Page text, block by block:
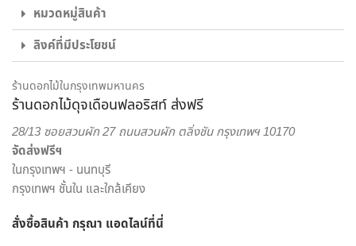
ไม่ใช่แค่เพียงความความพิถีพิถันในงานรับจัดดอกไม้ เพื่อให้ทุกผล
งานออกมาสวยงามเท่านั้น แต่เรายังใส่ใจในด้านบริการส่งดอกไม้
และส่งของขวัญอีกด้วย พนักงานส่งสินค้าของจากร้านของเรา
เป็นผู้ที่มีความเชี่ยวชาญด้านดอกไม้เป็นพิเศษ สามารถดูแลรักษา
สินค้าให้ถึงมือผู้รับได้อย่างสมบูรณ์ที่สุด เพราะเรา คือ ร้านดอกไม้
ออนไลน์ ที่เน้นให้บริการเพื่อตอบโจทย์ไลฟ์สไตล์ของคนยุคใหม่
สะดวกสบาย ครบครัน ครอบคลุมในแห่งเดียว
เราพร้อมรังสรรค์สินค้าตามความต้องการของคุณ โดยลูกค้า
สามารถเลือกสั่งดอกไม้และรูปแบบการจัดดอกไม้ได้อย่างเต็มที่
ทีมงานจาก ร้านดอกไม้ออนไลน์ ดุจเดือน ฟลอริสท์ ยินดีให้คำ
ปรึกษาแนะนำเรื่องการส่งของขวัญ ประเภทดอกไม้ เพื่อสร้างความ
ประทับใจให้กับผู้รับมากที่สุด ไม่ว่าจะเป็นโอกาสพิเศษ งานเทศกาล
หมวดหมู่สินค้า
ลิงค์ที่มีประโยชน์
ร้านดอกไม้ในกรุงเทพมหานคร
ร้านดอกไม้ดุจเดือนฟลอริสท์ ส่งฟรี
28/13 ซอยสวนผัก 27 ถนนสวนผัก ตลิ่งชัน กรุงเทพฯ 10170
จัดส่งฟรีฯ
ในกรุงเทพฯ - นนทบุรี
กรุงเทพฯ ชั้นใน และใกล้เคียง
สั่งซื้อสินค้า กรุณา แอดไลน์ที่นี่